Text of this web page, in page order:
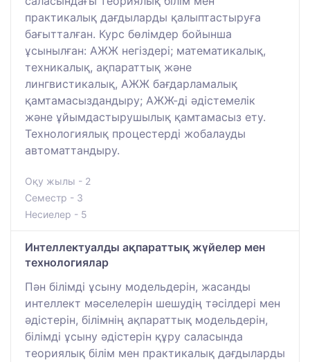
практикалық дағдыларды қалыптастыруға
бағытталған. Курс бөлімдер бойынша
ұсынылған: АЖЖ негіздері; математикалық,
техникалық, ақпараттық және
лингвистикалық, АЖЖ бағдарламалық
қамтамасыздандыру; АЖЖ-ді әдістемелік
және ұйымдастырушылық қамтамасыз ету.
Технологиялық процестерді жобалауды
автоматтандыру.
Оқу жылы - 2
Семестр - 3
Несиелер - 5
Интеллектуалды ақпараттық жүйелер мен
технологиялар
Пән білімді ұсыну модельдерін, жасанды
интеллект мәселелерін шешудің тәсілдері мен
әдістерін, білімнің ақпараттық модельдерін,
білімді ұсыну әдістерін құру саласында
теориялық білім мен практикалық дағдыларды